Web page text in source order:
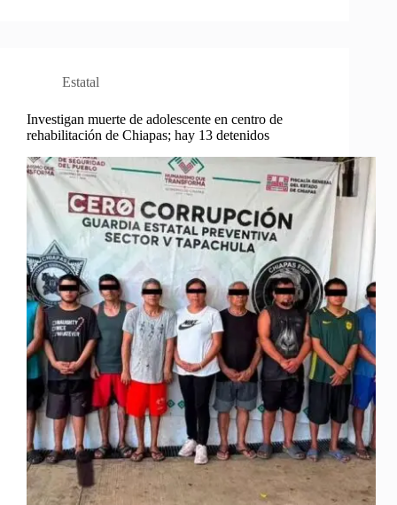
Estatal
Investigan muerte de adolescente en centro de
rehabilitación de Chiapas; hay 13 detenidos